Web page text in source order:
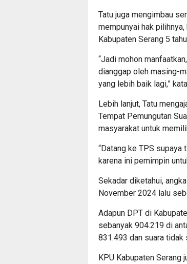
Tatu juga mengimbau
mempunyai hak
Kabupaten Serang 5
“Jadi mohon
dianggap oleh masing-
yang lebih baik lagi,”
Lebih lanjut, Tatu
Tempat Pemungutan
masyarakat untuk
“Datang ke TPS
karena ini pemimpin
Sekadar diketahui,
November 2024 lalu
Adapun DPT di
sebanyak 904.219 di
831.493 dan suara tidak
KPU Kabupaten Serang